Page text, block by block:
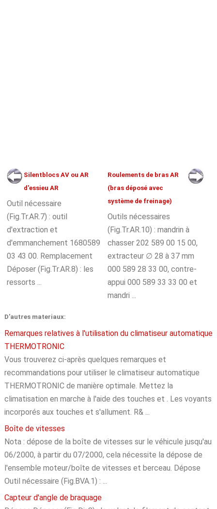
Silentblocs AV ou AR
d'essieu AR
Outil nécessaire
(Fig.Tr.AR.7) : outil
d'extraction et
d'emmanchement 1680589
03 43 00. Remplacement
Déposer (Fig.Tr.AR.8) : les
ressorts ...
Roulements de bras AR
(bras déposé avec
système de freinage)
Outils nécessaires
(Fig.Tr.AR.10) : mandrin à
chasser 202 589 00 15 00,
extracteur ∅ 28 à 37 mm
000 589 28 33 00, contre-
appui 000 589 33 33 00 et
mandri ...
D'autres materiaux:
Remarques relatives à l'utilisation du climatiseur automatique
THERMOTRONIC
Vous trouverez ci-après quelques remarques et
recommandations pour utiliser le climatiseur automatique
THERMOTRONIC de manière optimale. Mettez la
climatisation en marche à l'aide des touches et . Les voyants
incorporés aux touches et s'allument. R& ...
Boîte de vitesses
Nota : dépose de la boîte de vitesses sur le véhicule jusqu'au
06/2000, à partir du 07/2000, cela nécessite la dépose de
l'ensemble moteur/boîte de vitesses et berceau. Dépose
Outil nécessaire (Fig.BVA.1) : ...
Capteur d'angle de braquage